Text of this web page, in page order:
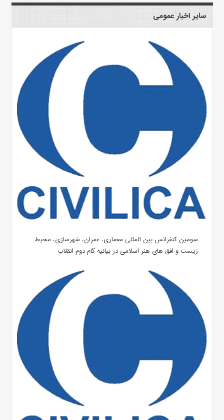
سایر اخبار عمومی
سومین کنفرانس بین المللی معماری، عمران، شهرسازی، محیط
زیست و افق های هنر اسلامی در بیانیه گام دوم انقلاب